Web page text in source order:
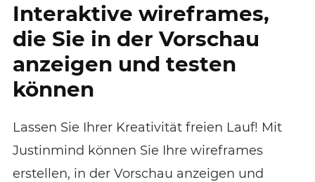
Interaktive wireframes,
die Sie in der Vorschau
anzeigen und testen
können
Lassen Sie Ihrer Kreativität freien Lauf! Mit
Justinmind können Sie Ihre wireframes
erstellen, in der Vorschau anzeigen und